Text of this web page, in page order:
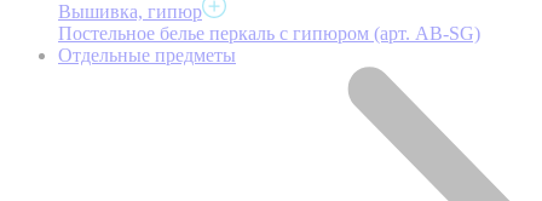
Вышивка, гипюр
Постельное белье перкаль с гипюром (арт. AB-SG)
Отдельные предметы